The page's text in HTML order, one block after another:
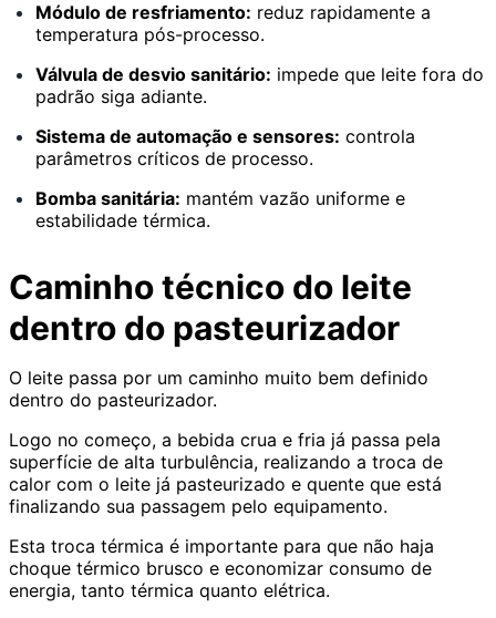
Módulo de resfriamento: reduz rapidamente a
temperatura pós-processo.
Válvula de desvio sanitário: impede que leite fora do
padrão siga adiante.
Sistema de automação e sensores: controla
parâmetros críticos de processo.
Bomba sanitária: mantém vazão uniforme e
estabilidade térmica.
Caminho técnico do leite
dentro do pasteurizador
O leite passa por um caminho muito bem definido
dentro do pasteurizador.
Logo no começo, a bebida crua e fria já passa pela
superfície de alta turbulência, realizando a troca de
calor com o leite já pasteurizado e quente que está
finalizando sua passagem pelo equipamento.
Esta troca térmica é importante para que não haja
choque térmico brusco e economizar consumo de
energia, tanto térmica quanto elétrica.